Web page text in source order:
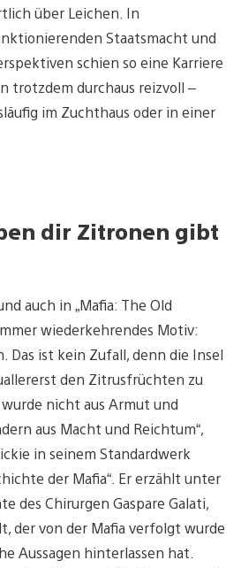
über Leichen. In
Staatsmacht und
schien so eine Karriere
trotzdem durchaus reizvoll –
im Zuchthaus oder in einer
dir Zitronen gibt
auch in „Mafia: The Old
wiederkehrendes Motiv:
Das ist kein Zufall, denn die Insel
den Zitrusfrüchten zu
nicht aus Armut und
aus Macht und Reichtum“,
in seinem Standardwerk
der Mafia“. Er erzählt unter
des Chirurgen Gaspare Galati,
der von der Mafia verfolgt wurde
Aussagen hinterlassen hat.